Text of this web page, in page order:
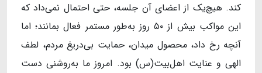
کند. هیچ‌یک از اعضای آن جلسه، حتی احتمال نمی‌داد که
این مواکب بیش از ۵۰ روز به‌طور مستمر فعال بمانند؛ اما
آنچه رخ داد، محصول میدان، حمایت بی‌دریغ مردم، لطف
الهی و عنایت اهل‌بیت(س) بود. امروز ما به‌روشنی دست